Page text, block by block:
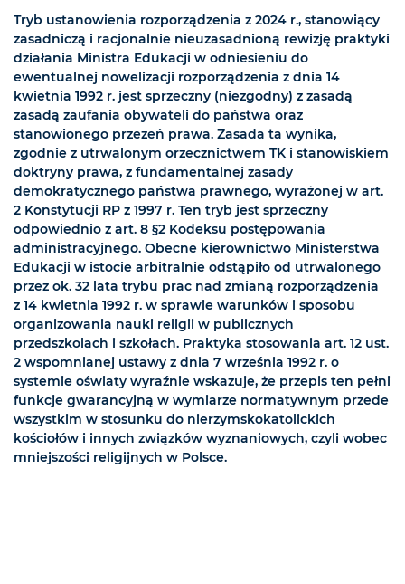
Tryb ustanowienia rozporządzenia z 2024 r., stanowiący
zasadniczą i racjonalnie nieuzasadnioną rewizję praktyki
działania Ministra Edukacji w odniesieniu do
ewentualnej nowelizacji rozporządzenia z dnia 14
kwietnia 1992 r. jest sprzeczny (niezgodny) z zasadą
zasadą zaufania obywateli do państwa oraz
stanowionego przezeń prawa. Zasada ta wynika,
zgodnie z utrwalonym orzecznictwem TK i stanowiskiem
doktryny prawa, z fundamentalnej zasady
demokratycznego państwa prawnego, wyrażonej w art.
2 Konstytucji RP z 1997 r. Ten tryb jest sprzeczny
odpowiednio z art. 8 §2 Kodeksu postępowania
administracyjnego. Obecne kierownictwo Ministerstwa
Edukacji w istocie arbitralnie odstąpiło od utrwalonego
przez ok. 32 lata trybu prac nad zmianą rozporządzenia
z 14 kwietnia 1992 r. w sprawie warunków i sposobu
organizowania nauki religii w publicznych
przedszkolach i szkołach. Praktyka stosowania art. 12 ust.
2 wspomnianej ustawy z dnia 7 września 1992 r. o
systemie oświaty wyraźnie wskazuje, że przepis ten pełni
funkcje gwarancyjną w wymiarze normatywnym przede
wszystkim w stosunku do nierzymskokatolickich
kościołów i innych związków wyznaniowych, czyli wobec
mniejszości religijnych w Polsce.